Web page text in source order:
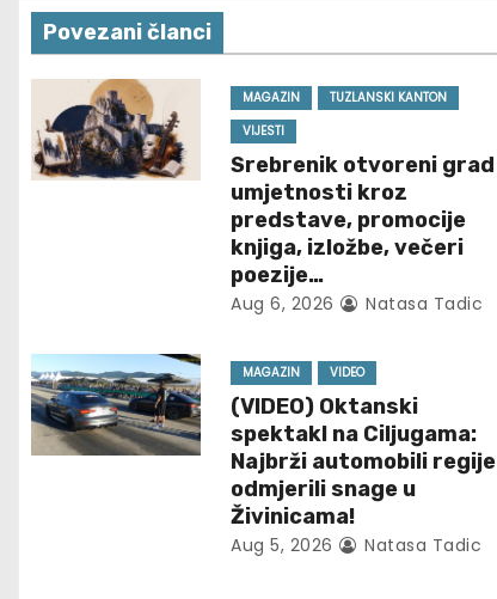
t
n
a
v
t
i
Povezani članci
MAGAZIN
TUZLANSKI KANTON
VIJESTI
Srebrenik otvoreni grad
umjetnosti kroz
predstave, promocije
knjiga, izložbe, večeri
poezije…
Aug 6, 2026 Natasa Tadic
MAGAZIN VIDEO
(VIDEO) Oktanski
spektakl na Ciljugama:
Najbrži automobili regije
odmjerili snage u
Živinicama!
Aug 5, 2026 Natasa Tadic